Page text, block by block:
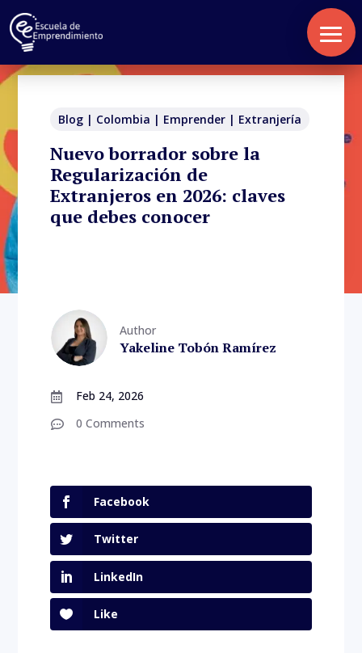
Blog | Colombia | Emprender | Extranjería
Nuevo borrador sobre la
Regularización de
Extranjeros en 2026: claves
que debes conocer
Author
Yakeline Tobón Ramírez
 Feb 24, 2026
 0 Comments
Facebook
Twitter
LinkedIn
Like